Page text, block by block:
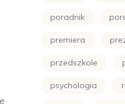
poradnik
premiera
przedszkole
psychologia